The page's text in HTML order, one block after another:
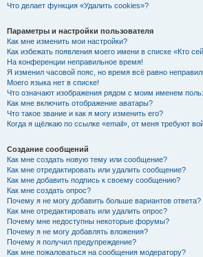
Что делает функция «Удалить cookies»?
Параметры и настройки пользователя
Как мне изменить мои настройки?
Как избежать появления моего имени в списке «Кто
На конференции неправильное время!
Я изменил часовой пояс, но время всё равно
Моего языка нет в списке!
Что означают изображения рядом с моим именем
Как мне включить отображение аватары?
Что такое звание и как я могу изменить его?
Когда я щёлкаю по ссылке «email», от меня требуют
Создание сообщений
Как мне создать новую тему или сообщение?
Как мне отредактировать или удалить сообщение?
Как мне добавить подпись к своему сообщению?
Как мне создать опрос?
Почему я не могу добавить больше вариантов ответа?
Как мне отредактировать или удалить опрос?
Почему мне недоступны некоторые форумы?
Почему я не могу добавлять вложения?
Почему я получил предупреждение?
Как мне пожаловаться на сообщения модератору?